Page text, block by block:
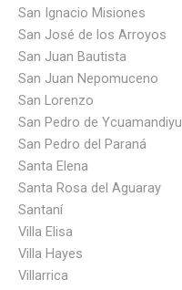
San Ignacio Misiones
San José de los Arroyos
San Juan Bautista
San Juan Nepomuceno
San Lorenzo
San Pedro de Ycuamandiyu
San Pedro del Paraná
Santa Elena
Santa Rosa del Aguaray
Santaní
Villa Elisa
Villa Hayes
Villarrica